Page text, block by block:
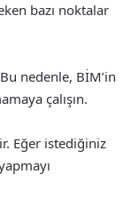
bazı noktalar
nedenle, BİM’in
çalışın.
Eğer istediğiniz